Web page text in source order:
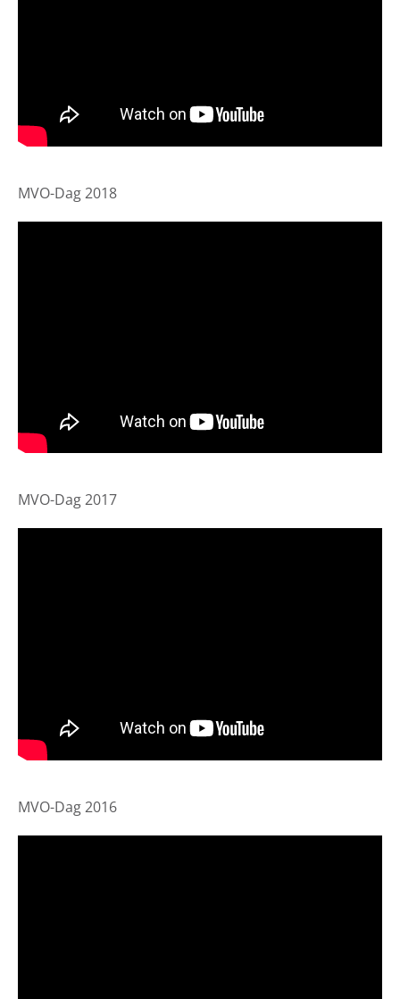
MVO-Dag 2018
MVO-Dag 2017
MVO-Dag 2016